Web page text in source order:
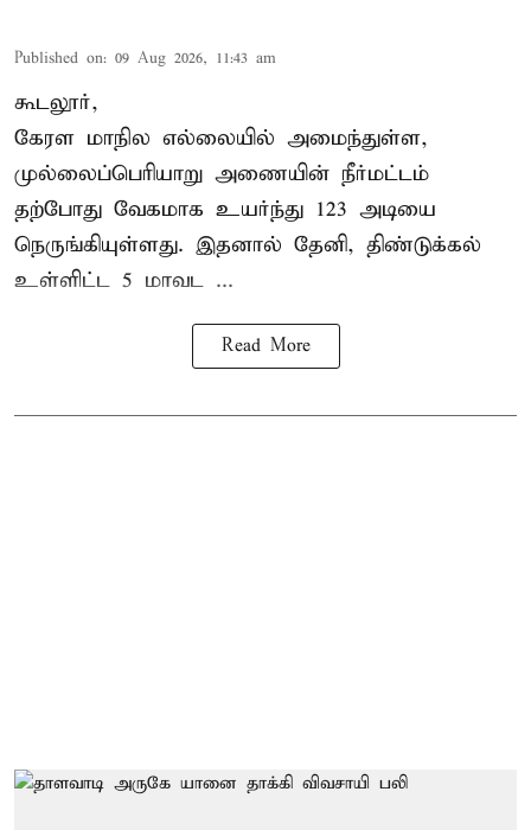
Published on: 09 Aug 2026, 11:43 am
கூடலூர்,
கேரள மாநில எல்லையில் அமைந்துள்ள,
முல்லைப்பெரியாறு அணையின் நீர்மட்டம்
தற்போது வேகமாக உயர்ந்து 123 அடியை
நெருங்கியுள்ளது. இதனால் தேனி, திண்டுக்கல்
உள்ளிட்ட 5 மாவட ...
Read More